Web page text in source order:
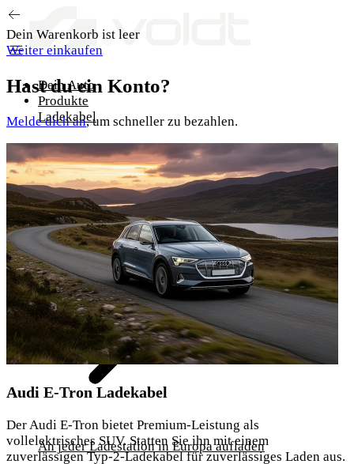
Zum Inhalt springen
Dein Auto
Produkte
Ladekabel
An jeder Ladestation in Europa aufladen
Dein Warenkorb ist leer
Weiter einkaufen
Hast du ein Konto?
Melde dich an, um schneller zu bezahlen.
Audi E-Tron Ladekabel
Der Audi E-Tron bietet Premium-Leistung als
vollelektrisches SUV. Statten Sie ihn mit einem
zuverlässigen Typ-2-Ladekabel für zuverlässiges Laden aus.